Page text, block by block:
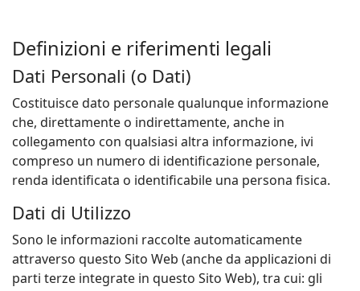
Definizioni e riferimenti legali
Dati Personali (o Dati)
Costituisce dato personale qualunque informazione
che, direttamente o indirettamente, anche in
collegamento con qualsiasi altra informazione, ivi
compreso un numero di identificazione personale,
renda identificata o identificabile una persona fisica.
Dati di Utilizzo
Sono le informazioni raccolte automaticamente
attraverso questo Sito Web (anche da applicazioni di
parti terze integrate in questo Sito Web), tra cui: gli